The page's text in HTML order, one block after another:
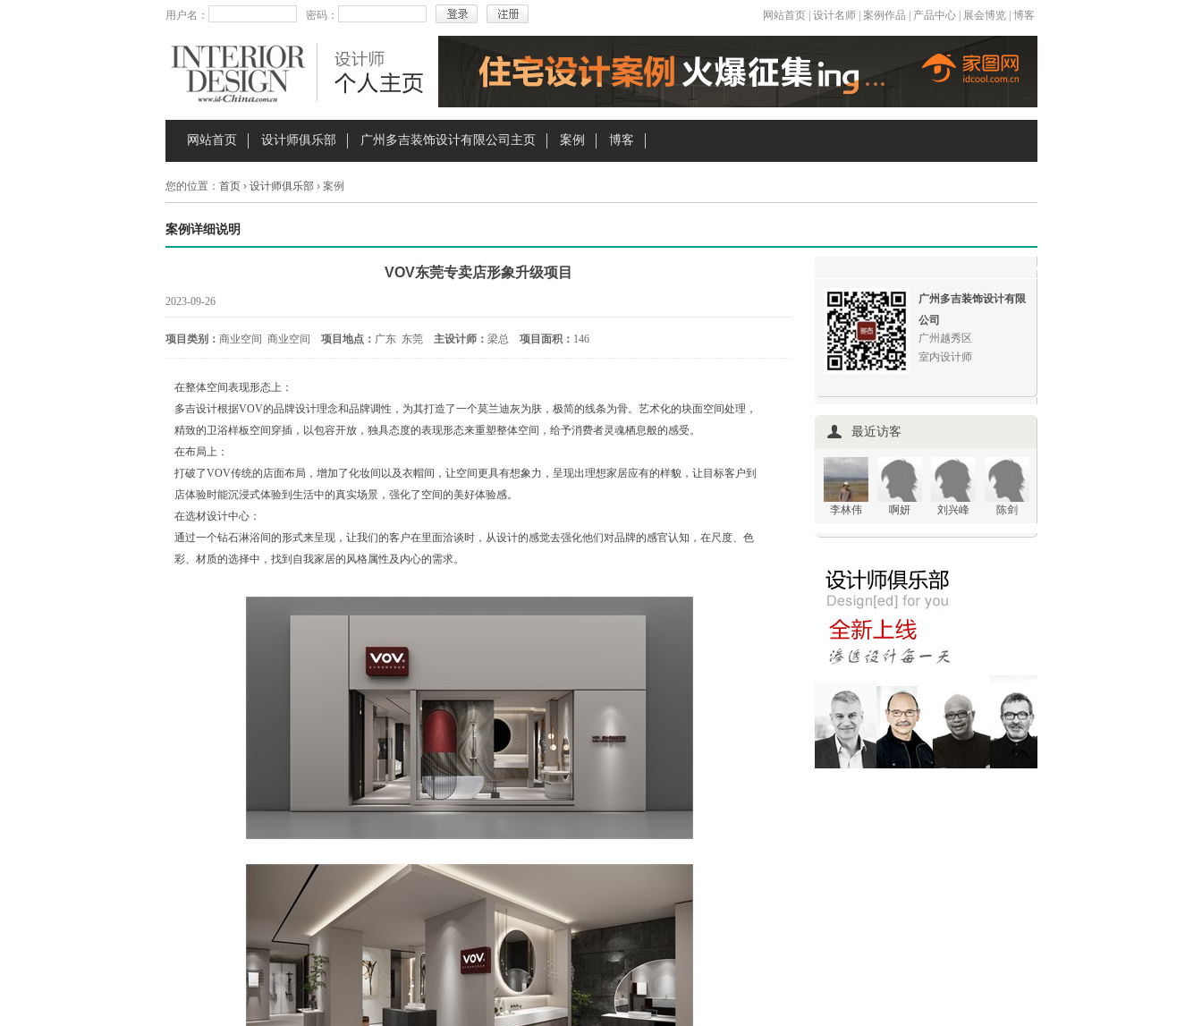
用户名： 密码： 网站首页| 设计名师| 案例作品 产品中心| 展会博览| 博客
网站首页 设计师俱乐部 广州多吉装饰设计有限公司主页 案例 博客
您的位置： 首页› 设计师俱乐部› 案例
案例详细说明
VOV东莞专卖店形象升级项目
2023-09-26
项目类别： 商业空间 商业空间 项目地点： 广东 东莞 主设计师： 梁总 项目面积： 146
在整体空间表现形态上：
多吉设计根据VOV的品牌设计理念和品牌调性，为其打造了一个莫兰迪灰为肤，极简的线条为骨。艺术化的块面空间处理，
精致的卫浴样板空间穿插，以包容开放，独具态度的表现形态来重塑整体空间，给予消费者灵魂栖息般的感受。
在布局上：
打破了VOV传统的店面布局，增加了化妆间以及衣帽间，让空间更具有想象力，呈现出理想家居应有的样貌，让目标客户到
店体验时能沉浸式体验到生活中的真实场景，强化了空间的美好体验感。
在选材设计中心：
通过一个钻石淋浴间的形式来呈现，让我们的客户在里面洽谈时，从设计的感觉去强化他们对品牌的感官认知，在尺度、色
彩、材质的选择中，找到自我家居的风格属性及内心的需求。
广州多吉装饰设计有限
公司
广州越秀区
室内设计师
最近访客
李林伟 啊妍 刘兴峰 陈剑